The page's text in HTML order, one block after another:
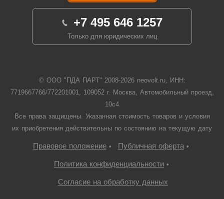
+7 495 646 1257
Только для юридических лиц
© ООО "ПДА ПАРТ" 2008-2026neovolt.ru, ИНН:
7719667766/772201001, 109052 г. Москва, Автомобильный проезд,
10с4
Все права защищены. Указанная стоимость товаров и условия
их приобретения действительны по состоянию на текущую дату
Правовое положение• Публичная оферта•
Политика конфиденциальности •
Согласие на обработку данных